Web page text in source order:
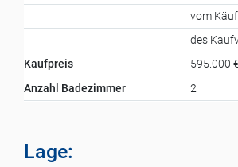
vom
des
Kaufpreis
595.000 €
Anzahl Badezimmer
2
Lage: